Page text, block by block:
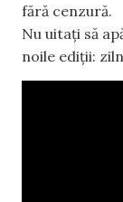
fără cenzură.
Nu uitați să
noile ediții: